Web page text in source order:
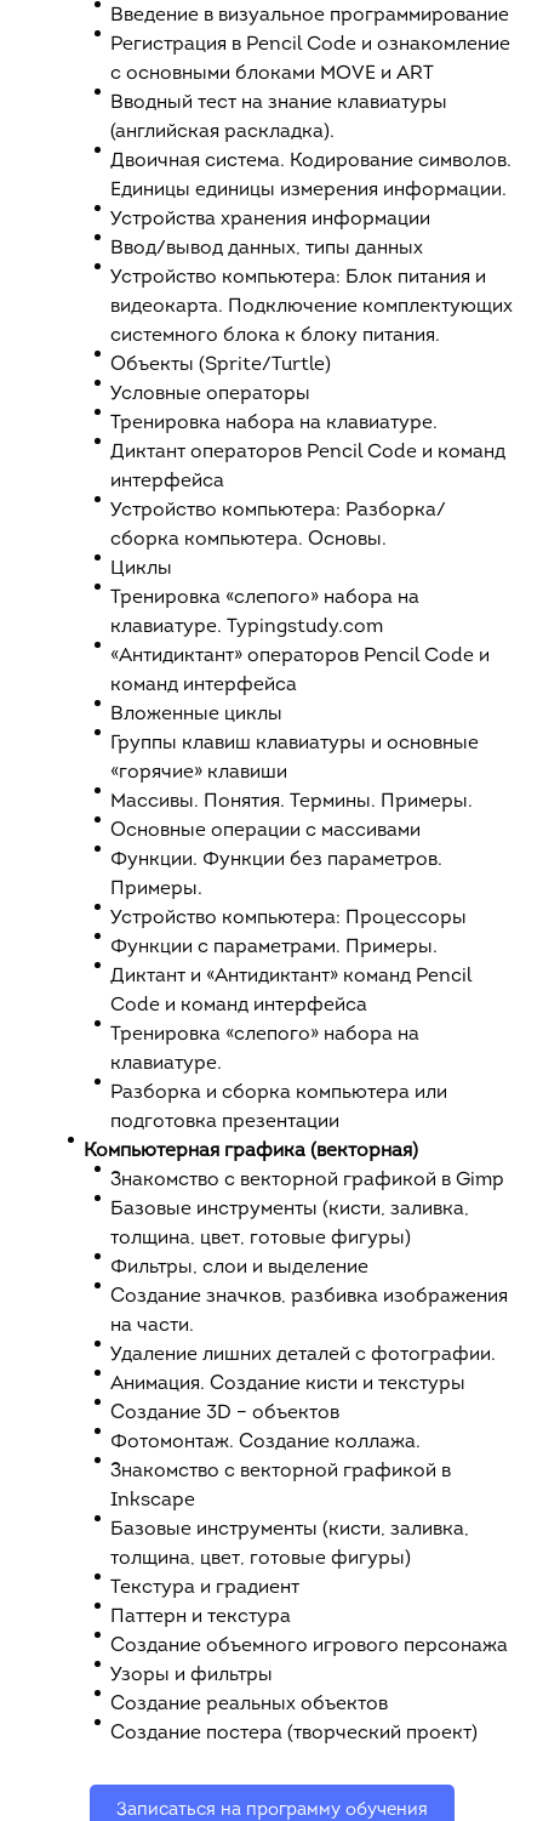
Введение в визуальное программирование
Регистрация в Pencil Code и ознакомление
с основными блоками MOVE и ART
Вводный тест на знание клавиатуры
(английская раскладка).
Двоичная система. Кодирование символов.
Единицы единицы измерения информации.
Устройства хранения информации
Ввод/вывод данных, типы данных
Устройство компьютера: Блок питания и
видеокарта. Подключение комплектующих
системного блока к блоку питания.
Объекты (Sprite/Turtle)
Условные операторы
Тренировка набора на клавиатуре.
Диктант операторов Pencil Code и команд
интерфейса
Устройство компьютера: Разборка/
сборка компьютера. Основы.
Циклы
Тренировка «слепого» набора на
клавиатуре. Typingstudy.com
«Антидиктант» операторов Pencil Code и
команд интерфейса
Вложенные циклы
Группы клавиш клавиатуры и основные
«горячие» клавиши
Массивы. Понятия. Термины. Примеры.
Основные операции с массивами
Функции. Функции без параметров.
Примеры.
Устройство компьютера: Процессоры
Функции с параметрами. Примеры.
Диктант и «Антидиктант» команд Pencil
Code и команд интерфейса
Тренировка «слепого» набора на
клавиатуре.
Разборка и сборка компьютера или
подготовка презентации
Компьютерная графика (векторная)
Знакомство с векторной графикой в Gimp
Базовые инструменты (кисти, заливка,
толщина, цвет, готовые фигуры)
Фильтры, слои и выделение
Создание значков, разбивка изображения
на части.
Удаление лишних деталей с фотографии.
Анимация. Создание кисти и текстуры
Создание 3D – объектов
Фотомонтаж. Создание коллажа.
Знакомство с векторной графикой в
Inkscape
Базовые инструменты (кисти, заливка,
толщина, цвет, готовые фигуры)
Текстура и градиент
Паттерн и текстура
Создание объемного игрового персонажа
Узоры и фильтры
Создание реальных объектов
Создание постера (творческий проект)
Записаться на программу обучения